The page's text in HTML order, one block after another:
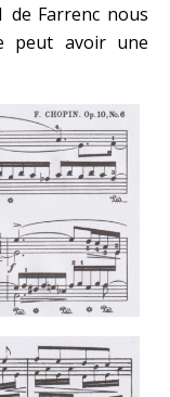
Farrenc nous
peut avoir une